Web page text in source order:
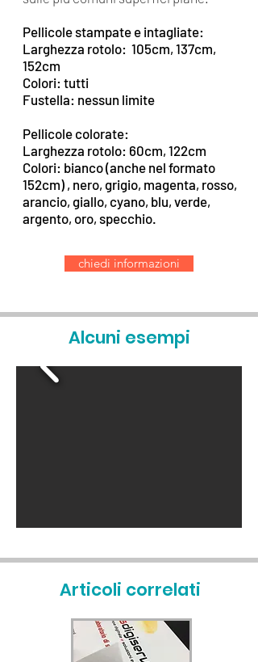
Pellicole stampate e intagliate:
Larghezza rotolo: 105cm, 137cm,
152cm
Colori: tutti
Fustella: nessun limite
Pellicole colorate:
Larghezza rotolo: 60cm, 122cm
Colori: bianco (anche nel formato
152cm) , nero, grigio, magenta, rosso,
arancio, giallo, cyano, blu, verde,
argento, oro, specchio.
chiedi informazioni
Alcuni esempi
Articoli correlati